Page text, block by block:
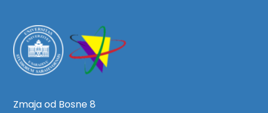
Zmaja od Bosne 8